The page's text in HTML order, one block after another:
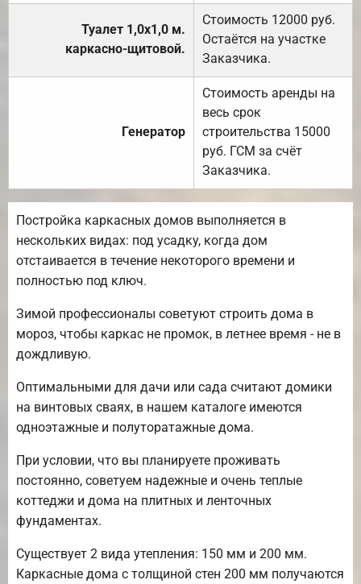
Туалет 1,0х1,0 м.
каркасно-щитовой.
Стоимость 12000 руб.
Остаётся на участке
Заказчика.
Генератор
Стоимость аренды на
весь срок
строительства 15000
руб. ГСМ за счёт
Заказчика.
Постройка каркасных домов выполняется в
нескольких видах: под усадку, когда дом
отстаивается в течение некоторого времени и
полностью под ключ.
Зимой профессионалы советуют строить дома в
мороз, чтобы каркас не промок, в летнее время - не в
дождливую.
Оптимальными для дачи или сада считают домики
на винтовых сваях, в нашем каталоге имеются
одноэтажные и полуторатажные дома.
При условии, что вы планируете проживать
постоянно, советуем надежные и очень теплые
коттеджи и дома на плитных и ленточных
фундаментах.
Существует 2 вида утепления: 150 мм и 200 мм.
Каркасные дома с толщиной стен 200 мм получаются